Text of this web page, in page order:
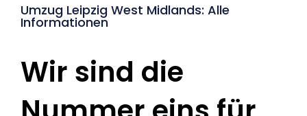
Umzug Leipzig West Midlands: Alle
Informationen
Wir sind die